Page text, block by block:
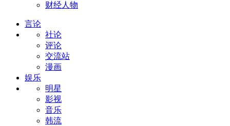
财经人物
言论
社论
评论
交流站
漫画
娱乐
明星
影视
音乐
韩流